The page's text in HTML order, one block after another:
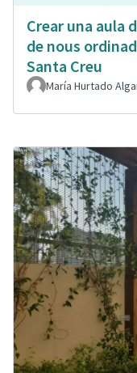
Crear una aula
de nous
Santa Creu
María Hurtado